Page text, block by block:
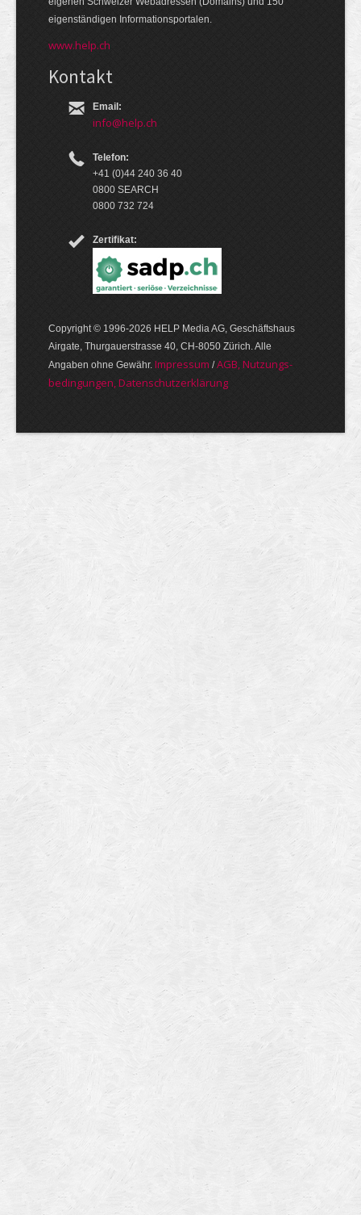
eigen­ständigen Infor­mations­por­talen.
www.help.ch
Kontakt
Email:
info@help.ch
Telefon:
+41 (0)44 240 36 40
0800 SEARCH
0800 732 724
Zertifikat:
Copyright © 1996-2026 HELP Media AG, Geschäftshaus
Airgate, Thurgauer­strasse 40, CH-8050 Zürich. Alle
Angaben ohne Gewähr. Im­pres­sum /AGB, Nut­zungs­
bedin­gungen, Daten­schutz­er­klärung